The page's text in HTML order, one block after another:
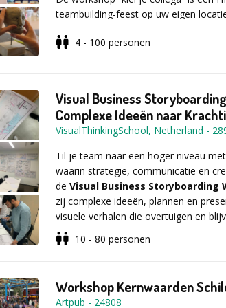
Vul voor meer informatie of een
teambuilding-feest op uw eigen
begeleiding van een kunstenaar stap
dus geen ervaring te hebben.
persoon en verwerk je persoonlijke
Op deze manier blijft het tot op het
heeft gemaakt en krijgt iedereen een
Wij verzorgen al het (verbruiks-)
sokkel , klei, boetseergereedschap
Deze kosten zijn per deelnemer
4 - 100 personen
Visual Business
Complexe Ideeën naar
VisualThinkingSchool, Netherland -
Til je team naar een hoger niveau
waarin strategie, communicatie en
de Visual Business Storyboarding
zij complexe ideeën, plannen en
visuele verhalen die overtuigen en
werken deelnemers met visuele
en impact brengen. Dit resulteert in
10 - 80 personen
Workshop Kernwaarden
Artpub - 24808